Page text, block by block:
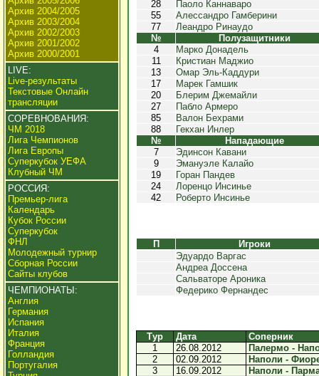
Архив 2004/2005
Архив 2003/2004
Архив 2002/2003
Архив 2001/2002
Архив 2000/2001
LIVE:
Live-результаты
Текстовые Онлайн
трансляции
СОРЕВНОВАНИЯ:
ЧМ 2018
Лига Чемпионов
Лига Европы
Суперкубок УЕФА
Клубный ЧМ
РОССИЯ:
Премьер-лига
Календарь
Кубок России
Суперкубок
ФНЛ
Молодежный турнир
Сборная России
Сайты клубов
ЧЕМПИОНАТЫ:
Англия
Германия
Испания
Италия
Франция
Голландия
Португалия
28
Паоло Каннаваро
55
Алессандро Гамберини
77
Леандро Ринаудо
№
Полузащитники
4
Марко Донадель
11
Кристиан Маджио
13
Омар Эль-Каддури
17
Марек Гамшик
20
Блерим Джемайли
27
Пабло Армеро
85
Валон Бехрами
88
Гекхан Инлер
№
Нападающие
7
Эдинсон Кавани
9
Эмануэле Калайо
19
Горан Пандев
24
Лоренцо Инсинье
42
Роберто Инсинье
П
Игроки
Эдуардо Варгас
Андреа Доссена
Сальваторе Ароника
Федерико Фернандес
Тур Дата
Соперник
1
26.08.2012
Палермо -
2
02.09.2012
Наполи -
3
16.09.2012
Наполи -